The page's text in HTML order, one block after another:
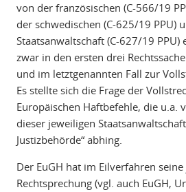
von der französischen (C-566/19
der schwedischen (C-625/19 PPU)
Staatsanwaltschaft (C-627/19 PPU)
zwar in den ersten drei
und im letztgenannten Fall zur
Es stellte sich die Frage der
Europäischen Haftbefehle, die u.a.
dieser jeweiligen
Justizbehörde“ abhing.
Der EuGH hat im Eilverfahren
Rechtsprechung (vgl. auch EuGH,